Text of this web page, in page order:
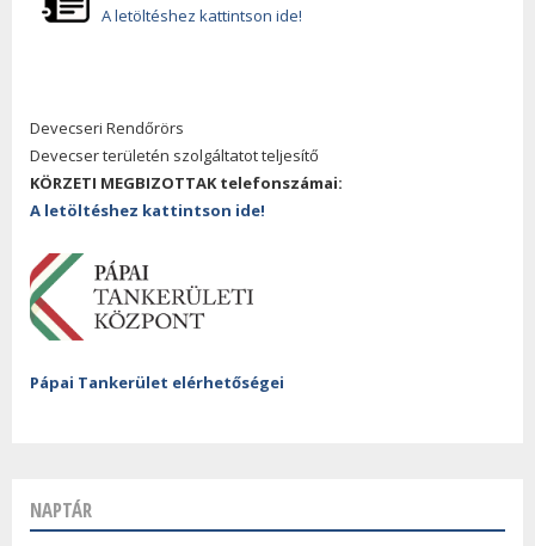
A letöltéshez kattintson ide!
Devecseri Rendőrörs
Devecser területén szolgáltatot teljesítő
KÖRZETI MEGBIZOTTAK telefonszámai:
A letöltéshez kattintson ide!
Pápai Tankerület elérhetőségei
NAPTÁR